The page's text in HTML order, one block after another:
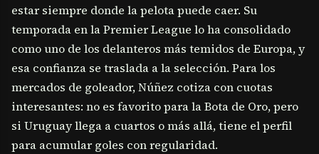
estar siempre donde la pelota puede caer. Su
temporada en la Premier League lo ha consolidado
como uno de los delanteros más temidos de Europa, y
esa confianza se traslada a la selección. Para los
mercados de goleador, Núñez cotiza con cuotas
interesantes: no es favorito para la Bota de Oro, pero
si Uruguay llega a cuartos o más allá, tiene el perfil
para acumular goles con regularidad.